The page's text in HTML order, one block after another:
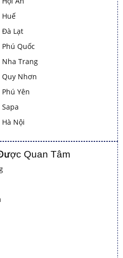
Lạt
Quốc
Trang
Nhơn
Yên
Nội
Quan Tâm